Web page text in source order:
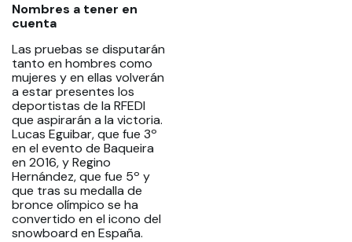
Nombres a tener en
cuenta
Las pruebas se disputarán
tanto en hombres como
mujeres y en ellas volverán
a estar presentes los
deportistas de la RFEDI
que aspirarán a la victoria.
Lucas Eguibar, que fue 3º
en el evento de Baqueira
en 2016, y Regino
Hernández, que fue 5º y
que tras su medalla de
bronce olímpico se ha
convertido en el icono del
snowboard en España.